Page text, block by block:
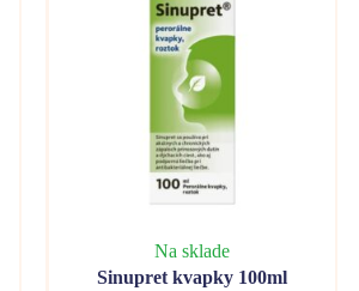
Na sklade
Sinupret kvapky 100ml